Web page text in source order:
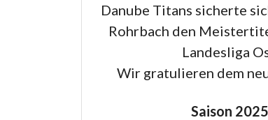
Danube Titans sicherte
Rohrbach den
Landesliga
Wir gratulieren dem
Saison 2025